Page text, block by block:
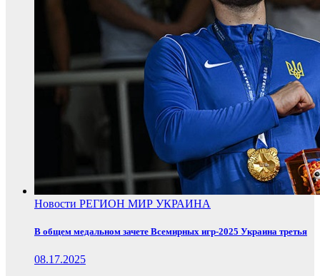
Новости РЕГИОН МИР УКРАИНА
В общем медальном зачете Всемирных игр-2025 Украина третья
08.17.2025